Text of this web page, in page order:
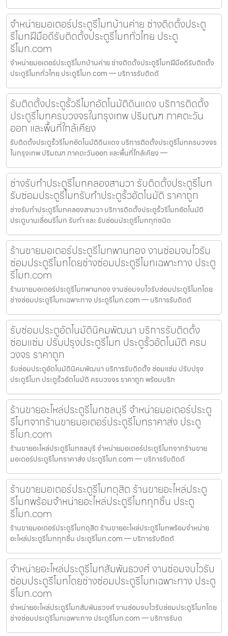
จำหน่ายมอเตอร์ประตูรีโมทบ้านค่าย ช่างติดตั้งประตู
รีโมทฝีมือดีรับติดตั้งประตูรีโมททั่วไทย ประตู
รีโมท.com
จำหน่ายมอเตอร์ประตูรีโมทบ้านค่าย ช่างติดตั้งประตูรีโมทฝีมือดีรับติดตั้ง
ประตูรีโมททั่วไทย ประตูรีโมท.com — บริการรับติดตั
รับติดตั้งประตูรั้วรีโมทอัตโนมัติดินแดง บริการติดตั้ง
ประตูรีโมทครบวงจรในกรุงเทพ ปริมณฑ ภาคตะวัน
ออก และพื้นที่ใกล้เคียง
รับติดตั้งประตูรั้วรีโมทอัตโนมัติดินแดง บริการติดตั้งประตูรีโมทครบวงจร
ในกรุงเทพ ปริมณฑ ภาคตะวันออก และพื้นที่ใกล้เคียง —
ช่างรับทำประตูรีโมทคลองสามวา รับติดตั้งประตูรีโมท
รับซ่อมประตูรีโมทรับทำประตูรั้วอัตโนมัติ ราคาถูก
ช่างรับทำประตูรีโมทคลองสามวา บริการติดตั้งประตูรั้วรีโมทอัตโนมัติ
ประตูบานเลื่อนรีโมท รับทำ และ รับซ่อมประตูรีโมททุกชนิด
ร้านขายมอเตอร์ประตูรีโมทพานทอง งานซ่อมจบไวรับ
ซ่อมประตูรีโมทโดยช่างซ่อมประตูรีโมทเฉพาะทาง ประตู
รีโมท.com
ร้านขายมอเตอร์ประตูรีโมทพานทอง งานซ่อมจบไวรับซ่อมประตูรีโมทโดย
ช่างซ่อมประตูรีโมทเฉพาะทาง ประตูรีโมท.com — บริการรับติดตั
รับซ่อมประตูอัตโนมัตินิคมพัฒนา บริการรับติดตั้ง
ซ่อมแซ่ม ปรับปรุงประตูรีโมท ประตูรั้วอัตโนมัติ ครบ
วงจร ราคาถูก
รับซ่อมประตูอัตโนมัตินิคมพัฒนา บริการรับติดตั้ง ซ่อมแซ่ม ปรับปรุง
ประตูรีโมท ประตูรั้วอัตโนมัติ ครบวงจร ราคาถูก พร้อมบริก
ร้านขายอะไหล่ประตูรีโมทชลบุรี จำหน่ายมอเตอร์ประตู
รีโมทจากร้านขายมอเตอร์ประตูรีโมทราคาส่ง ประตู
รีโมท.com
ร้านขายอะไหล่ประตูรีโมทชลบุรี จำหน่ายมอเตอร์ประตูรีโมทจากร้านขาย
มอเตอร์ประตูรีโมทราคาส่ง ประตูรีโมท.com — บริการรับติดตั
ร้านขายมอเตอร์ประตูรีโมทดุสิต ร้านขายอะไหล่ประตู
รีโมทพร้อมจำหน่ายอะไหล่ประตูรีโมททุกชิ้น ประตู
รีโมท.com
ร้านขายมอเตอร์ประตูรีโมทดุสิต ร้านขายอะไหล่ประตูรีโมทพร้อมจำหน่าย
อะไหล่ประตูรีโมททุกชิ้น ประตูรีโมท.com — บริการรับติดตั
จำหน่ายอะไหล่ประตูรีโมทสัมพันธวงศ์ งานซ่อมจบไวรับ
ซ่อมประตูรีโมทโดยช่างซ่อมประตูรีโมทเฉพาะทาง ประตู
รีโมท.com
จำหน่ายอะไหล่ประตูรีโมทสัมพันธวงศ์ งานซ่อมจบไวรับซ่อมประตูรีโมทโดย
ช่างซ่อมประตูรีโมทเฉพาะทาง ประตูรีโมท.com — บริการรับต